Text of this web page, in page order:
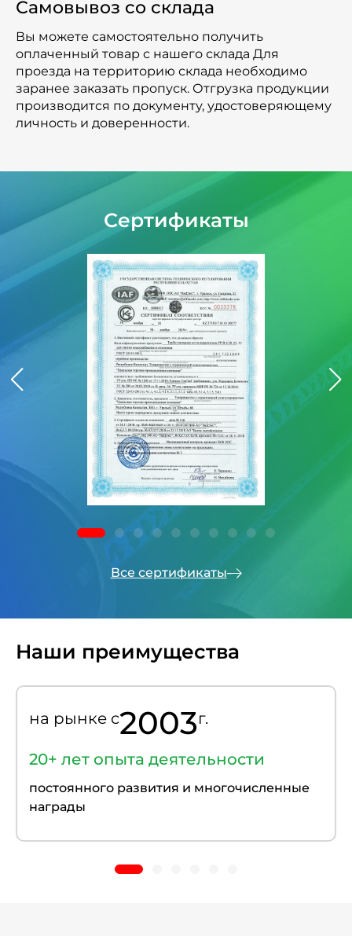
Самовывоз со склада
Вы можете самостоятельно получить
оплаченный товар с нашего склада Для
проезда на территорию склада необходимо
заранее заказать пропуск. Отгрузка продукции
производится по документу, удостоверяющему
личность и доверенности.
Сертификаты
Все сертификаты
Наши преимущества
на рынке c2003г.
20+ лет опыта деятельности
постоянного развития и многочисленные
награды